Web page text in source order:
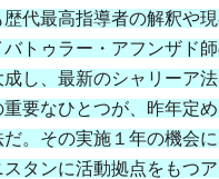
歴代最高指導者の解釈や
バトゥラー・アフンザド
成し、最新のシャリーア
重要なひとつが、昨年定
。その実施１年の機会
スタンに活動拠点をもつ